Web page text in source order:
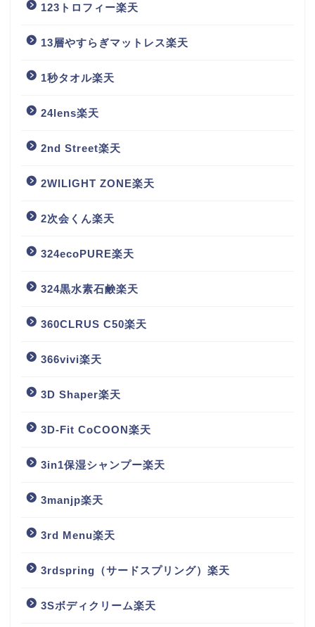
123トロフィー楽天
13層やすらぎマットレス楽天
1秒タオル楽天
24lens楽天
2nd Street楽天
2WILIGHT ZONE楽天
2次会くん楽天
324ecoPURE楽天
324黒水素石鹸楽天
360CLRUS C50楽天
366vivi楽天
3D Shaper楽天
3D-Fit CoCOON楽天
3in1保湿シャンプー楽天
3manjp楽天
3rd Menu楽天
3rdspring（サードスプリング）楽天
3Sボディクリーム楽天